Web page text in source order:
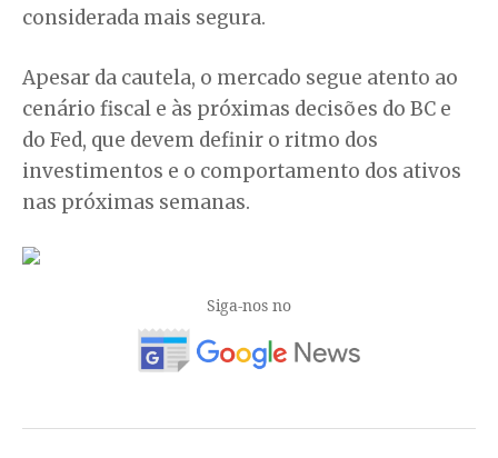
considerada mais segura.
Apesar da cautela, o mercado segue atento ao
cenário fiscal e às próximas decisões do BC e
do Fed, que devem definir o ritmo dos
investimentos e o comportamento dos ativos
nas próximas semanas.
Siga-nos no